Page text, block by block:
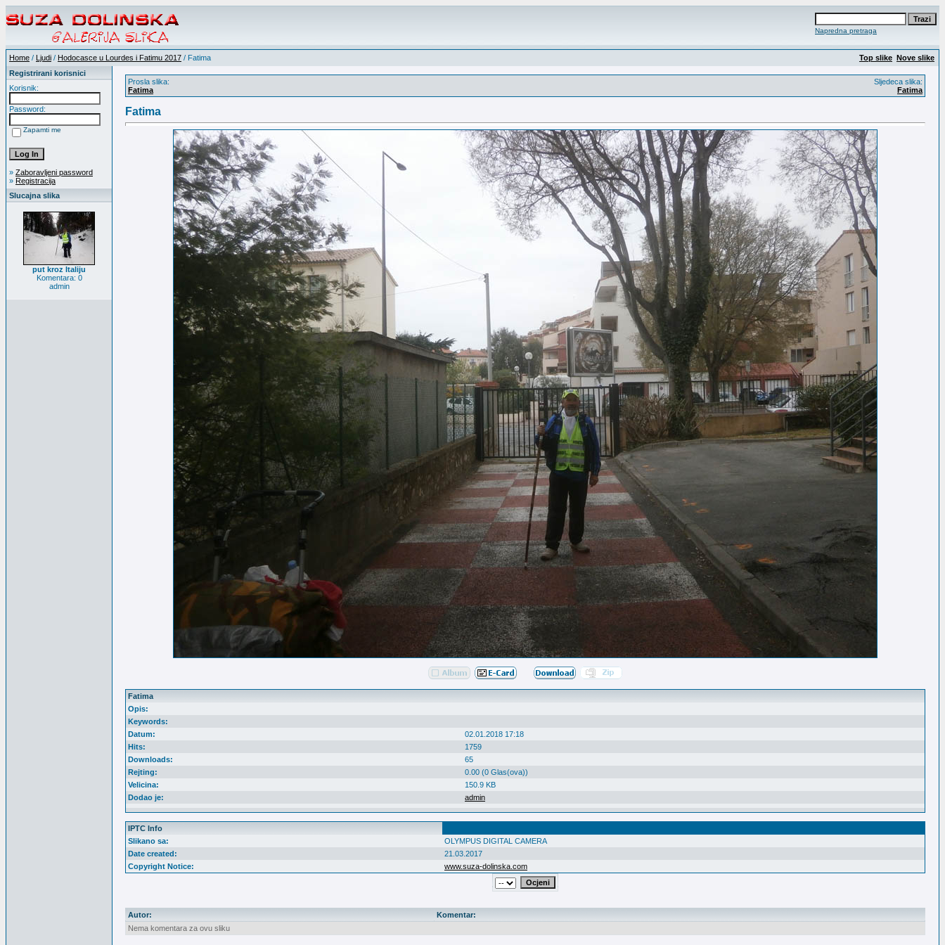
Napredna pretraga
Home / Ljudi / Hodocasce u Lourdes i Fatimu 2017 / Fatima Top slike Nove slike
Registrirani korisnici
Korisnik:
Password:
Zapamti me
» Zaboravljeni password
» Registracija
Slucajna slika
put kroz Italiju
Komentara: 0
admin
Prosla slika:
Fatima
Sljedeca slika:
Fatima
Fatima
Fatima
Opis:
Keywords:
Datum:
02.01.2018 17:18
Hits:
1759
Downloads:
65
Rejting:
0.00 (0 Glas(ova))
Velicina:
150.9 KB
Dodao je:
admin
IPTC Info
Slikano sa:
OLYMPUS DIGITAL CAMERA
Date created:
21.03.2017
Copyright Notice:
www.suza-dolinska.com
Autor:
Komentar:
Nema komentara za ovu sliku